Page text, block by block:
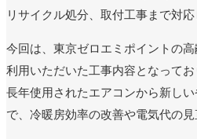
リサイクル処分、取付工事まで対応
今回は、東京ゼロエミポイントの
利用いただいた工事内容となってお
長年使用されたエアコンから新し
で、冷暖房効率の改善や電気代の見